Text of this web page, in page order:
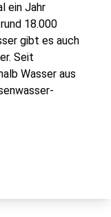
ein Jahr
18.000
gibt es auch
Seit
Wasser aus